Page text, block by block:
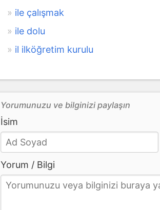
ile çalışmak
ile dolu
il ilköğretim kurulu
Yorumunuzu ve bilginizi paylaşın
İsim
Yorum / Bilgi